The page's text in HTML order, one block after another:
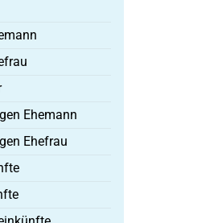
Ehemann
Ehefrau